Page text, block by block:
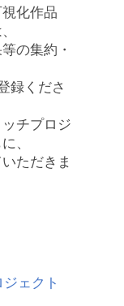
化作品
の集約・
録くださ
チプロジ
、
ただきま